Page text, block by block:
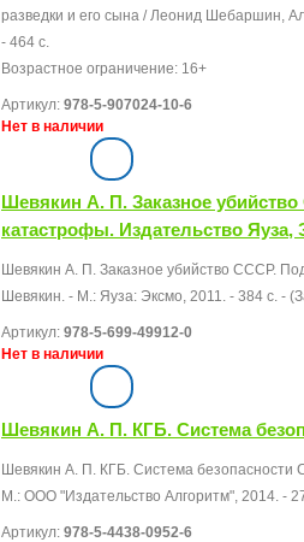
разведки и его сына / Леонид Шебаршин,
- 464 с.
Возрастное ограничение: 16+
Артикул: 978-5-907024-10-6
Нет в наличии
Шевякин А. П. Заказное
катастрофы. Издательство Яуза,
Шевякин А. П. Заказное убийство СССР.
Шевякин. - М.: Яуза: Эксмо, 2011. - 384 с. -
Артикул: 978-5-699-49912-0
Нет в наличии
Шевякин А. П. КГБ. Система
Шевякин А. П. КГБ. Система безопасности
М.: ООО "Издательство Алгоритм", 2014. -
Артикул: 978-5-4438-0952-6